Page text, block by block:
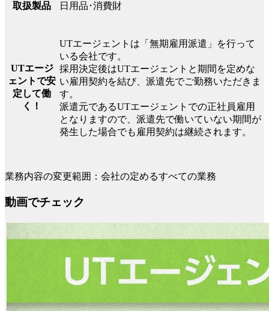
取扱製品 日用品･消費財
UTエージ
ェントで安
定して働
く！
UTエージェントは「無期雇用派遣」を行って
いる会社です。
採用決定後はUTエージェントと期間を定めな
い雇用契約を結び、派遣先でご勤務いただきま
す。
派遣元であるUTエージェントでの正社員雇用
となりますので、派遣先で働いていない期間が
発生した場合でも雇用契約は継続されます。
業務内容の変更範囲：会社の定めるすべての業務
動画でチェック